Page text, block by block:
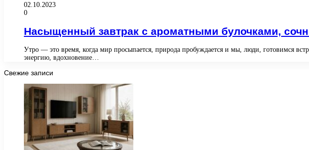
02.10.2023
0
Насыщенный завтрак с ароматными булочками,
Утро — это время, когда мир просыпается, природа пробуждается и мы, люди, готовимся
энергию, вдохновение…
Свежие записи